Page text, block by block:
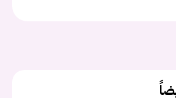
كلمة السر؟